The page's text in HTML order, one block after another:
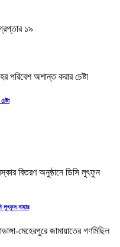
লুৎফুন নাহার